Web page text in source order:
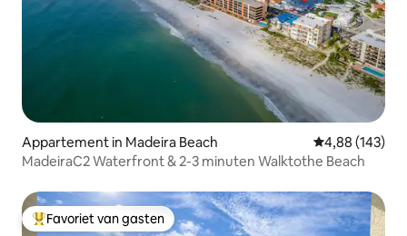
Appartement in Madeira Beach Gemiddelde
4,88 (143)
MadeiraC2 Waterfront & 2-3 minuten Walktothe Beach
Topfavoriet van gasten
Favoriet van gasten